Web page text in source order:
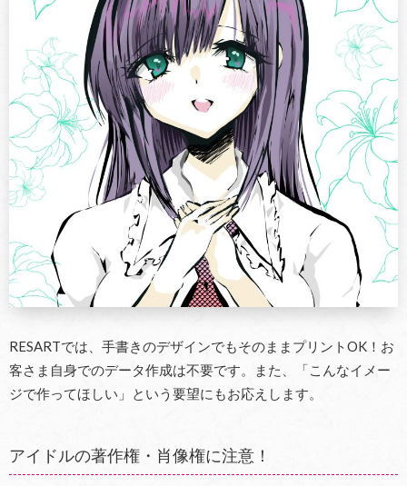
RESARTでは、手書きのデザインでもそのままプリントOK！お
客さま自身でのデータ作成は不要です。また、「こんなイメー
ジで作ってほしい」という要望にもお応えします。
アイドルの著作権・肖像権に注意！